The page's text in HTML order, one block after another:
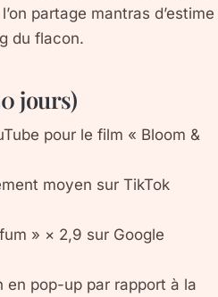
partage mantras d’estime
du flacon.
jours)
pour le film « Bloom &
moyen sur TikTok
» × 2,9 sur Google
en pop-up par rapport à la